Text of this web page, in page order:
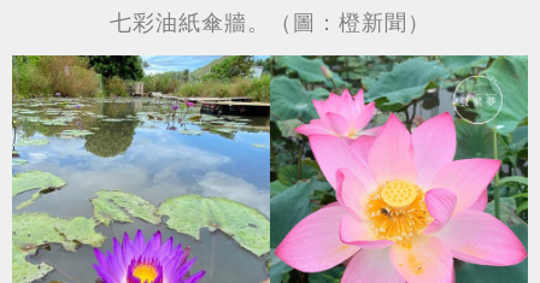
七彩油紙傘牆。（圖：橙新聞）